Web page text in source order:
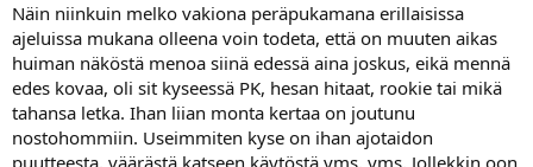
Näin niinkuin melko vakiona peräpukamana erillaisissa
ajeluissa mukana olleena voin todeta, että on muuten aikas
huiman näköstä menoa siinä edessä aina joskus, eikä mennä
edes kovaa, oli sit kyseessä PK, hesan hitaat, rookie tai mikä
tahansa letka. Ihan liian monta kertaa on joutunu
nostohommiin. Useimmiten kyse on ihan ajotaidon
puutteesta, väärästä katseen käytöstä yms. yms. Jollekkin oon